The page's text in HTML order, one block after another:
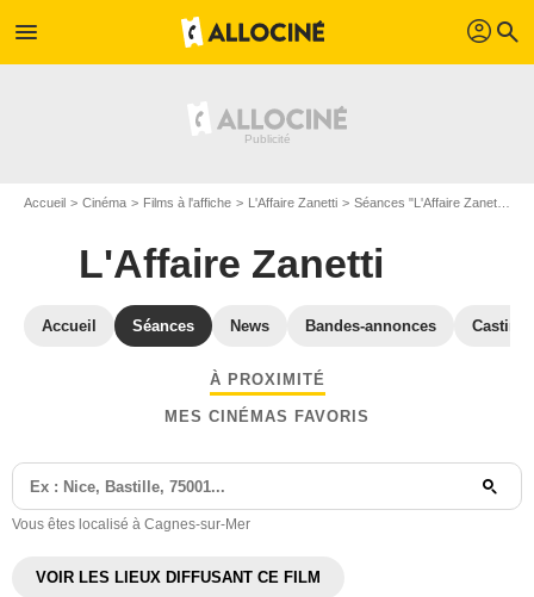
menu profil search
Accueil Cinéma Films à l'affiche L'Affaire Zanetti Séances "L'Affaire Zanetti" Alpes-Maritimes
L'Affaire Zanetti
Accueil Séances News Bandes-annonces Casting
À PROXIMITÉ
MES CINÉMAS FAVORIS
Vous êtes localisé à Cagnes-sur-Mer
VOIR LES LIEUX DIFFUSANT CE FILM